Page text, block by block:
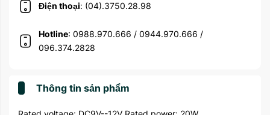
Điện thoại: (04).3750.28.98
Hotline: 0988.970.666 / 0944.970.666 /
096.374.2828
Thông tin sản phẩm